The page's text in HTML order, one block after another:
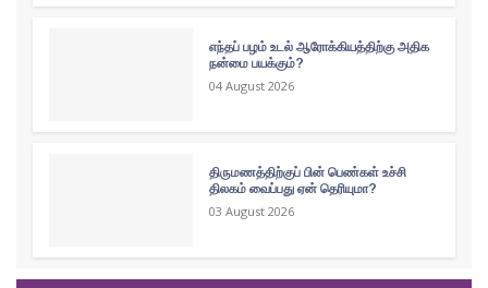
எந்தப் பழம் உடல் ஆரோக்கியத்திற்கு அதிக
நன்மை பயக்கும்?
04 August 2026
திருமணத்திற்குப் பின் பெண்கள் உச்சி
திலகம் வைப்பது ஏன் தெரியுமா?
03 August 2026